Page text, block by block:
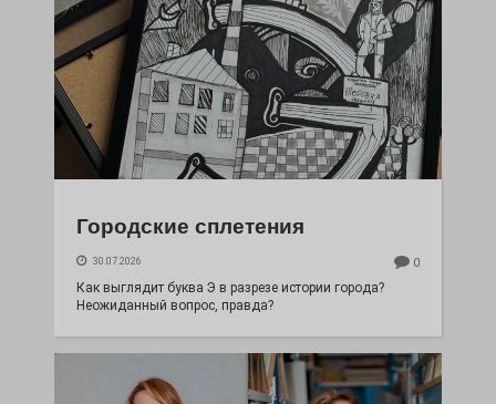
Городские сплетения
30.07.2026 0
Как выглядит буква Э в разрезе истории города?
Неожиданный вопрос, правда?